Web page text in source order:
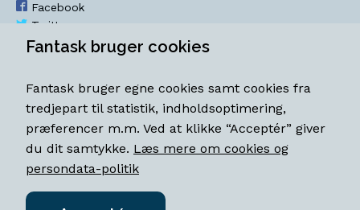
Facebook
Twitter
YouTube
Åbningstider
Mandag-torsdag 11-18
Fredag 11-18.30
Lørdag 11-15
Fantask bruger cookies
Fantask bruger egne cookies samt cookies fra
tredjepart til statistik, indholdsoptimering,
præferencer m.m. Ved at klikke “Acceptér” giver
du dit samtykke. Læs mere om cookies og
persondata-politik